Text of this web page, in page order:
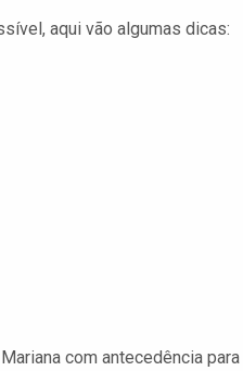
aqui vão algumas dicas:
com antecedência